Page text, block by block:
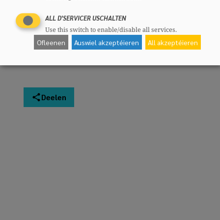
Deelen
ALL D'SERVICER USCHALTEN
Use this switch to enable/disable all services.
Ofleenen Auswiel akzeptéieren All akzeptéieren